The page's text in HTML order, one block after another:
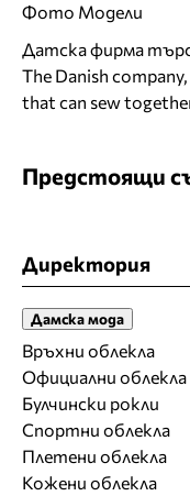
Фото Модели
Датска фирма
The Danish
that can sew
Предстоящи
Директория
Дамска мода
Връхни облекла
Официални облекла
Булчински рокли
Спортни облекла
Плетени облекла
Кожени облекла